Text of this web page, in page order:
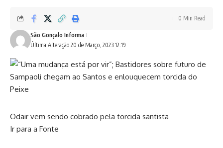
Última Alteração 20 de Março, 2023 12:19
São Gonçalo Informa
0 Min Read
Odair vem sendo cobrado pela torcida santista
Ir para a Fonte